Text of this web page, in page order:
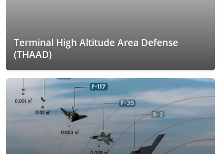
Terminal High Altitude Area Defense
(THAAD)